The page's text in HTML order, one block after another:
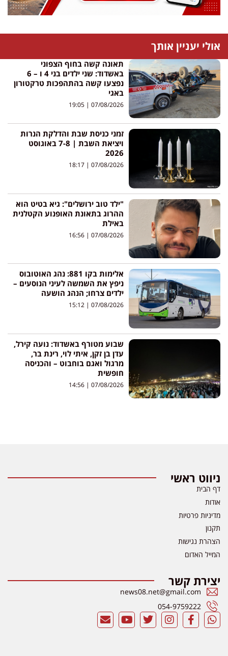
אולי יעניין אותך
תאונה קשה בחוף הצפוני
באשדוד: שני ילדים בני 4 ו – 6
נפצעו קשה בהתהפכות טרקטורון
באגי
07/08/2026
זמני כניסת שבת והדלקת הנרות
ויציאת השבת | 7-8 באוגוסט
2026
07/08/2026
"ילד טוב ירושלים": גיא בטיט הוא
ההרוג בתאונת האופנוע הקטלנית
באילת
07/08/2026
אלימות בקו 881: נהג האוטובוס
ניפץ את השמשה לעיני הנוסעים –
ילדים צרחו; הנהג הושעה
07/08/2026
שבוע מטורף באשדוד: נועה קירל,
עדן בן זקן, איתי לוי, רינת בר,
מרגול ואגם בוחבוט – והכניסה
חופשית
07/08/2026
ניווט ראשי
דף הבית
אודות
מדיניות פרטיות
תקנון
הצהרת נגישות
המייל האדום
יצירת קשר
news08.net@gmail.com
054-9759222